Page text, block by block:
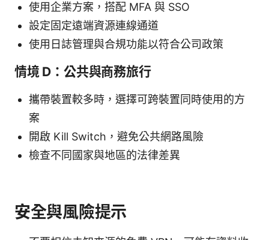
使用企業方案，搭配 MFA 與 SSO
設定固定遠端資源連線通道
使用日誌管理與合規功能以符合公司政策
情境 D：公共與商務旅行
攜帶裝置較多時，選擇可跨裝置同時使用的方
案
開啟 Kill Switch，避免公共網路風險
檢查不同國家與地區的法律差異
安全與風險提示